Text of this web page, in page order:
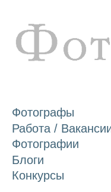
Фотографы
Работа /
Фотографии
Блоги
Конкурсы